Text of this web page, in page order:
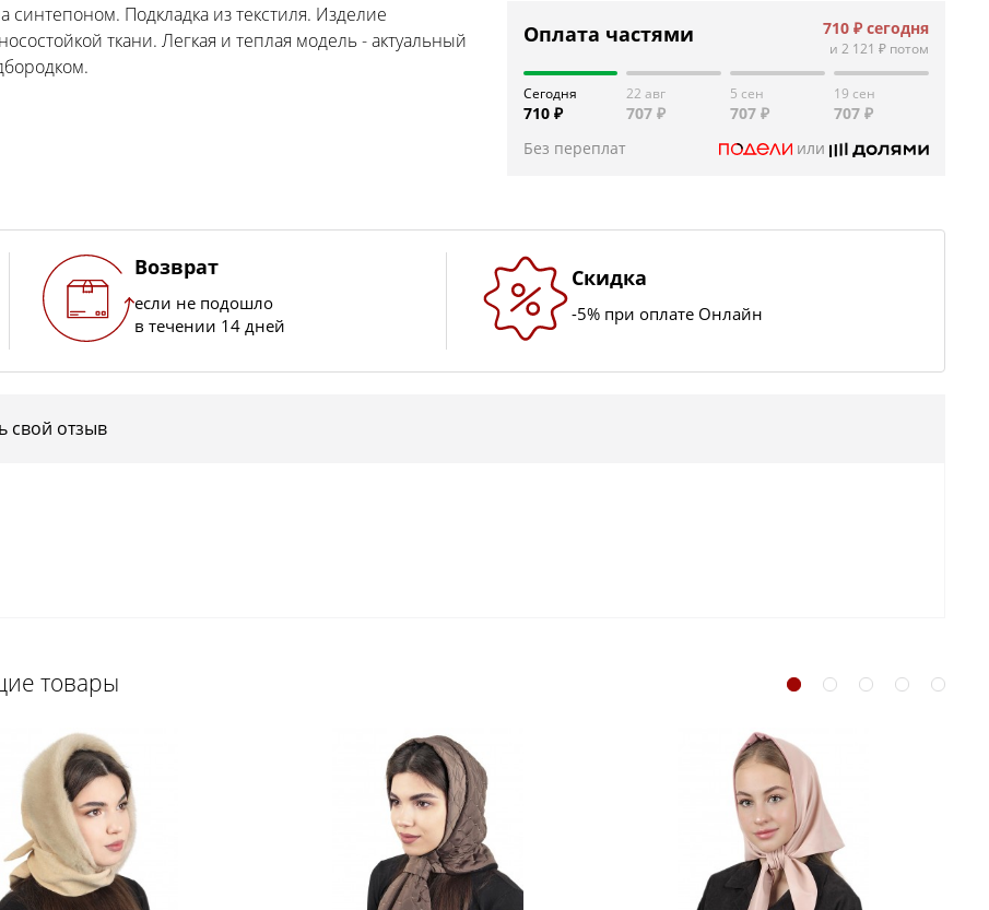
синтепоном. Подкладка из текстиля. Изделие
ткани. Легкая и теплая модель - актуальный
Оплата частями 710 ₽сегодня
и 2 121 ₽потом
Сегодня
710 ₽
22 авг
707 ₽
5 сен
707 ₽
19 сен
707 ₽
Без переплат
или
Возврат
если не подошло
в течении 14 дней
Скидка
-5% при оплате Онлайн
свой отзыв
товары